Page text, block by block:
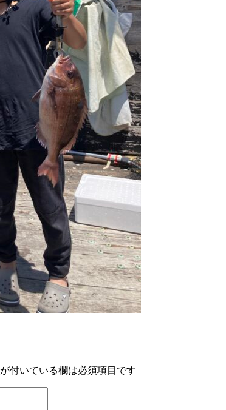
が付いている欄は必須項目です